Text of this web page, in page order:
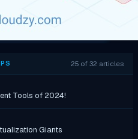
25 of 32 articles
Tools of 2024!
Giants